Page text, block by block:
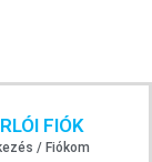
FIÓK
/ Fiókom